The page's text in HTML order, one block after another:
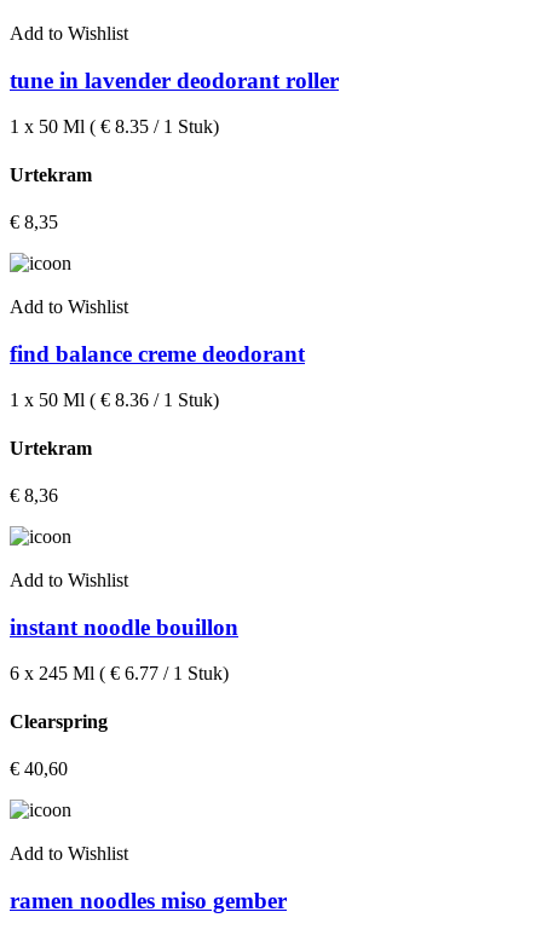
Add to Wishlist
tune in lavender deodorant roller
1 x 50 Ml ( € 8.35 / 1 Stuk)
Urtekram
€ 8,35
Add to Wishlist
find balance creme deodorant
1 x 50 Ml ( € 8.36 / 1 Stuk)
Urtekram
€ 8,36
Add to Wishlist
instant noodle bouillon
6 x 245 Ml ( € 6.77 / 1 Stuk)
Clearspring
€ 40,60
Add to Wishlist
ramen noodles miso gember